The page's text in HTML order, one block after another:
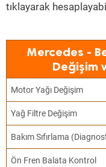
tıklayarak
Mercedes -
Değişim
Motor Yağı Değişim
Yağ Filtre Değişim
Bakım Sıfırlama
Ön Fren Balata Kontrol